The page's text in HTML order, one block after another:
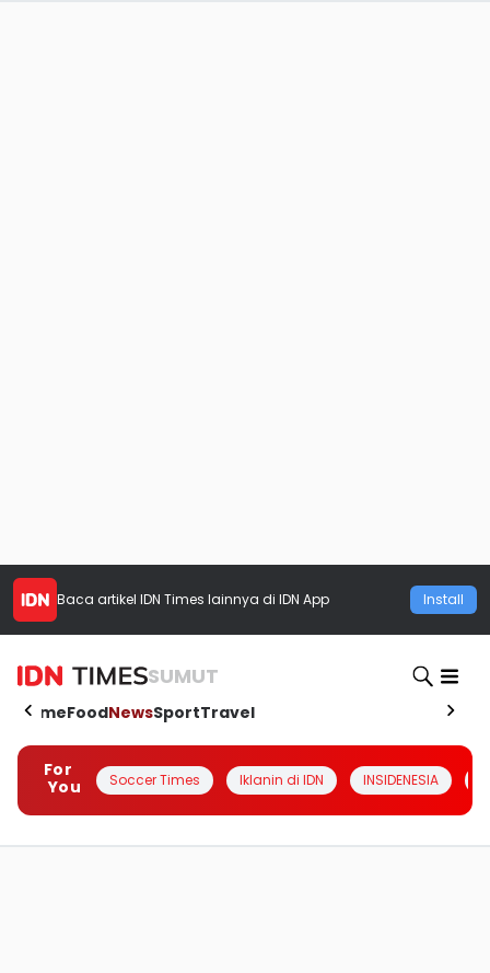
Baca artikel IDN Times lainnya di IDN App Install
SUMUT
HomeFoodNewsSportTravel
For
You
Soccer Times Iklanin di IDN INSIDENESIA